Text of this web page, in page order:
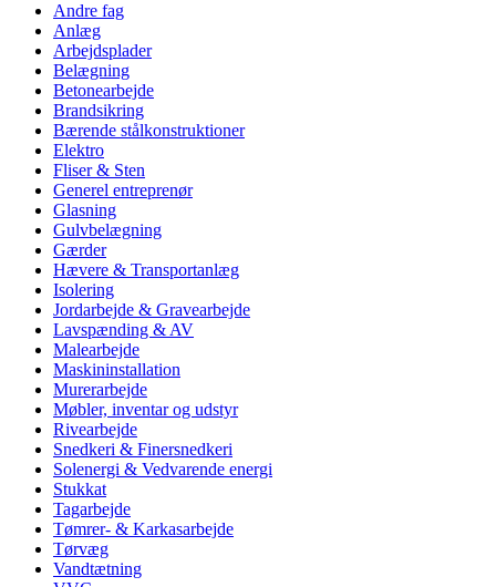
Andre fag
Anlæg
Arbejdsplader
Belægning
Betonearbejde
Brandsikring
Bærende stålkonstruktioner
Elektro
Fliser & Sten
Generel entreprenør
Glasning
Gulvbelægning
Gærder
Hævere & Transportanlæg
Isolering
Jordarbejde & Gravearbejde
Lavspænding & AV
Malearbejde
Maskininstallation
Murerarbejde
Møbler, inventar og udstyr
Rivearbejde
Snedkeri & Finersnedkeri
Solenergi & Vedvarende energi
Stukkat
Tagarbejde
Tømrer- & Karkasarbejde
Tørvæg
Vandtætning